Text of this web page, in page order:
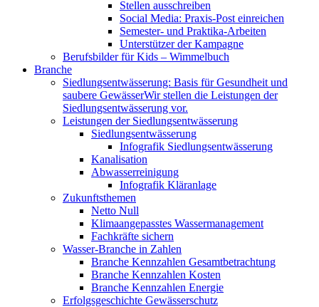
Stellen ausschreiben
Social Media: Praxis-Post einreichen
Semester- und Praktika-Arbeiten
Unterstützer der Kampagne
Berufsbilder für Kids – Wimmelbuch
Branche
Siedlungsentwässerung: Basis für Gesundheit und
saubere GewässerWir stellen die Leistungen der
Siedlungsentwässerung vor.
Leistungen der Siedlungsentwässerung
Siedlungsentwässerung
Infografik Siedlungsentwässerung
Kanalisation
Abwasserreinigung
Infografik Kläranlage
Zukunftsthemen
Netto Null
Klimaangepasstes Wassermanagement
Fachkräfte sichern
Wasser-Branche in Zahlen
Branche Kennzahlen Gesamtbetrachtung
Branche Kennzahlen Kosten
Branche Kennzahlen Energie
Erfolgsgeschichte Gewässerschutz